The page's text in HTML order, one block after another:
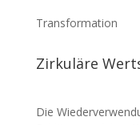
Transformation
Zirkuläre
Die